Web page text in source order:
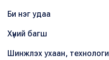
Би нэг удаа
Хүний багш
Шинжлэх ухаан, технологи